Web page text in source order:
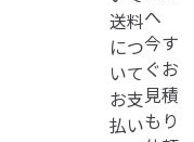
送料
につ
いて
お支
払い
へ
今す
ぐお
見積
もり